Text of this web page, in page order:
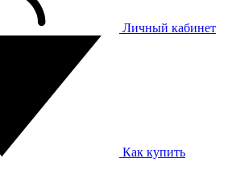
Личный кабинет
Как купить